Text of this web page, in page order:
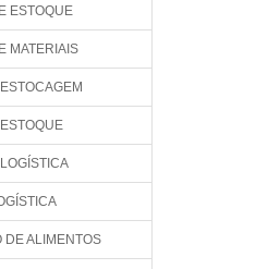
ESTOQUE
MATERIAIS
DE ALIMENTOS